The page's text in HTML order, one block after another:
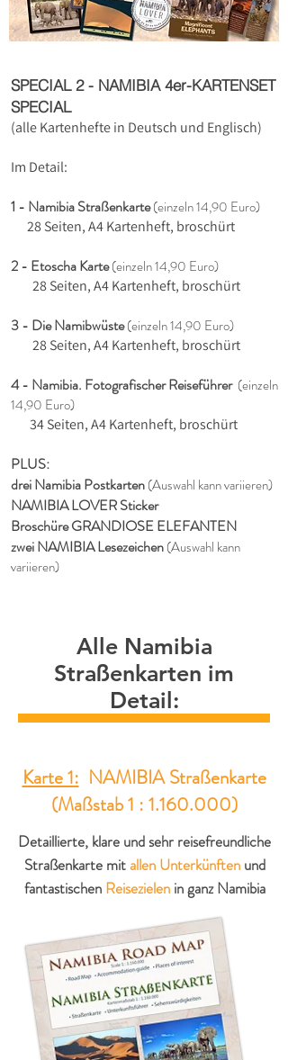
SPECIAL 2 - NAMIBIA 4er-KARTENSET
SPECIAL
(alle Kartenhefte in Deutsch und Englisch)
Im Detail:
1 - Namibia Straßenkarte(einzeln 14,90 Euro)
28 Seiten, A4 Kartenheft, broschürt
2 - Etoscha Karte(einzeln 14,90 Euro)
28 Seiten, A4 Kartenheft, broschürt
3 - Die Namibwüste(einzeln 14,90 Euro)
28 Seiten, A4 Kartenheft, broschürt
4 - Namibia. Fotografischer Reiseführer (einzeln
14,90 Euro)
34 Seiten, A4 Kartenheft, broschürt
PLUS:
drei Namibia Postkarten(Auswahl kann variieren)
NAMIBIA LOVER Sticker
Broschüre GRANDIOSE ELEFANTEN
zwei NAMIBIA Lesezeichen(Auswahl kann
variieren)
Alle Namibia
Straßenkarten im
Detail:
Karte 1: NAMIBIA Straßenkarte
(Maßstab 1 : 1.160.000)
Detaillierte, klare und sehr reisefreundliche
Straßenkarte mitallen Unterkünftenund
fantastischen Reisezielenin ganz Namibia